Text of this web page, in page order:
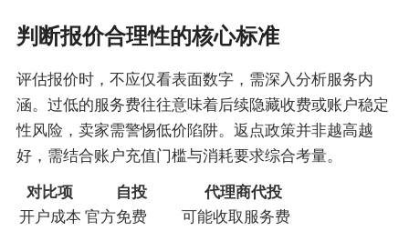
判断报价合理性的核心标准
评估报价时，不应仅看表面数字，需深入分析服务内
涵。过低的服务费往往意味着后续隐藏收费或账户稳定
性风险，卖家需警惕低价陷阱。返点政策并非越高越
好，需结合账户充值门槛与消耗要求综合考量。
对比项
自投
代理商代投
开户成本 官方免费
可能收取服务费